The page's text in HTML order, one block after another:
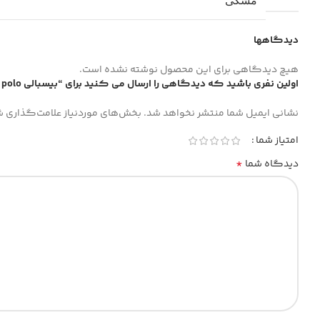
دیدگاهها
هیچ دیدگاهی برای این محصول نوشته نشده است.
اولین نفری باشید که دیدگاهی را ارسال می کنید برای “بیسبالی polo گلدوزی درشت”
نشانی ایمیل شما منتشر نخواهد شد. بخش‌های موردنیاز علامت‌گذاری
امتیاز شما
دیدگاه شما *